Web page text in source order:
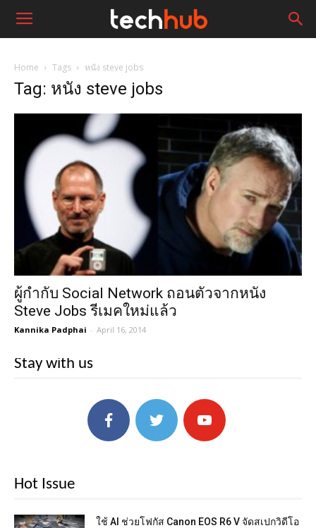
Home Tags หนัง steve jobs
Tag: หนัง steve jobs
ผู้กำกับ Social Network ถอนตัวจากหนัง
Steve Jobs รีเมคใหม่แล้ว
Kannika Padphai - April 16, 2014
Stay with us
Hot Issue
ใช้ AI ช่วยโฟกัส Canon EOS R6 V จัดสเปกวิดีโอ